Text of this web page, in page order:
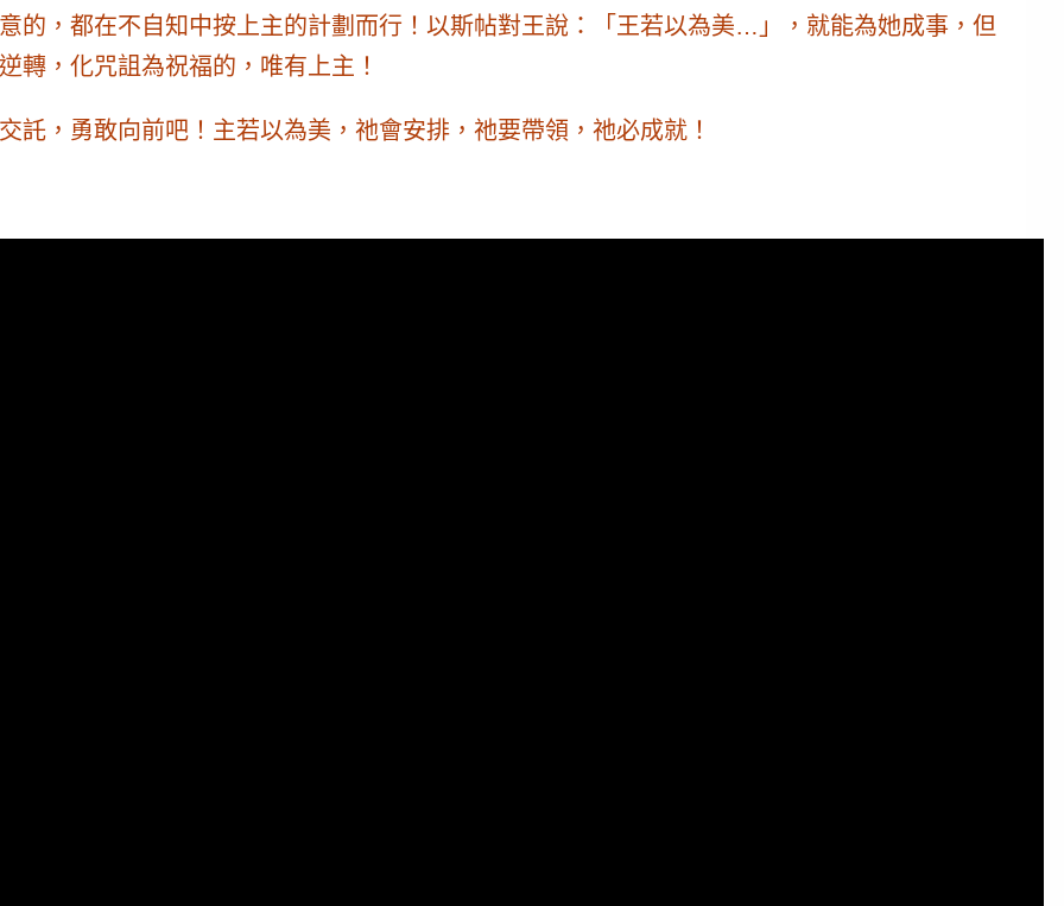
的，都在不自知中按上主的計劃而行！以斯帖對王說：「王若以為美…」，就能為她成事，但
轉，化咒詛為祝福的，唯有上主！
託，勇敢向前吧！主若以為美，祂會安排，祂要帶領，祂必成就！